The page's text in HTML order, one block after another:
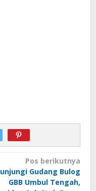
Pos berikutnya
Gudang Bulog
GBB Umbul Tengah,